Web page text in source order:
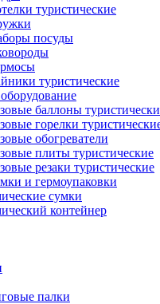
туристические
посуды
туристические
баллоны
горелки
обогреватели
плиты туристические
резаки туристические
и гермоупаковки
сумки
контейнер
палки